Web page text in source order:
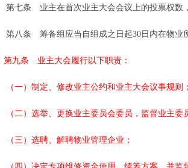
第七条 业主在首次业主大会会议上的投票权数
第八条 筹备组应当自组成之日起30日内在物业
第九条 业主大会履行以下职责：
（一）制定、修改业主公约和业主大会议事规则；
（二）选举、更换业主委员会委员，监督业主委
（三）选聘、解聘物业管理企业；